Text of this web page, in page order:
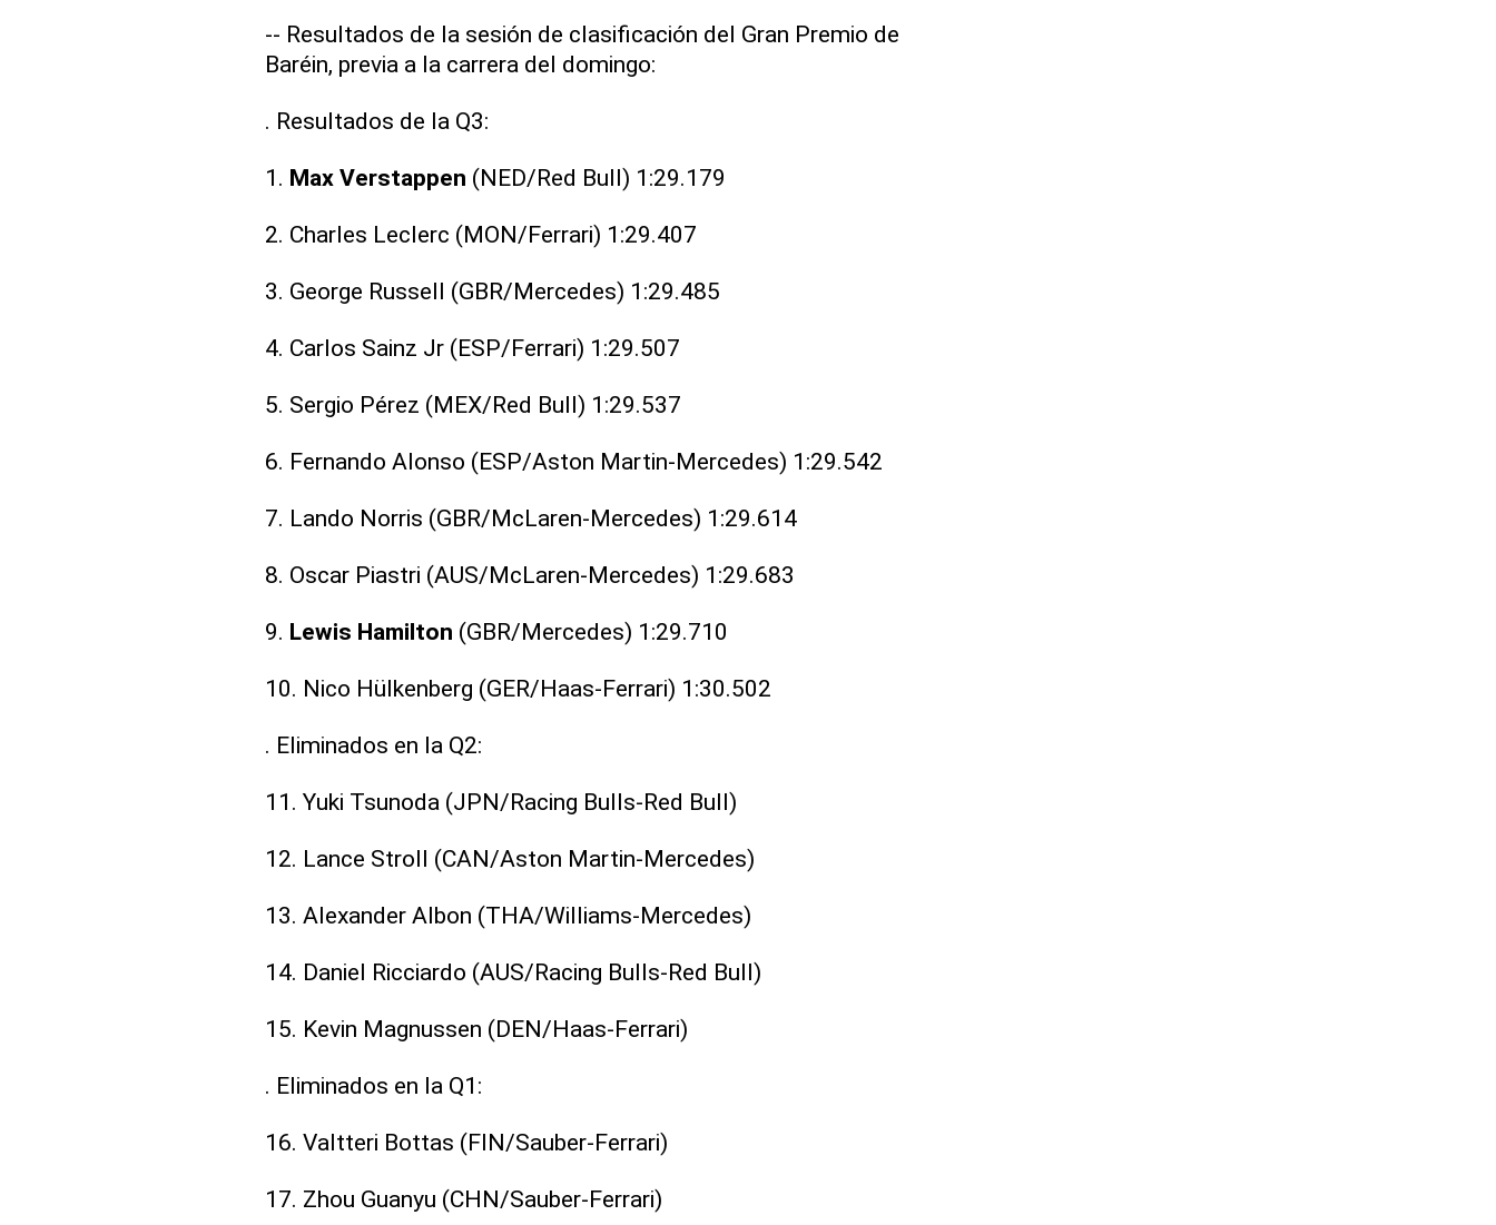
-- Resultados de la sesión de clasificación del Gran Premio de
Baréin, previa a la carrera del domingo:
. Resultados de la Q3:
1. Max Verstappen (NED/Red Bull) 1:29.179
2. Charles Leclerc (MON/Ferrari) 1:29.407
3. George Russell (GBR/Mercedes) 1:29.485
4. Carlos Sainz Jr (ESP/Ferrari) 1:29.507
5. Sergio Pérez (MEX/Red Bull) 1:29.537
6. Fernando Alonso (ESP/Aston Martin-Mercedes) 1:29.542
7. Lando Norris (GBR/McLaren-Mercedes) 1:29.614
8. Oscar Piastri (AUS/McLaren-Mercedes) 1:29.683
9. Lewis Hamilton (GBR/Mercedes) 1:29.710
10. Nico Hülkenberg (GER/Haas-Ferrari) 1:30.502
. Eliminados en la Q2:
11. Yuki Tsunoda (JPN/Racing Bulls-Red Bull)
12. Lance Stroll (CAN/Aston Martin-Mercedes)
13. Alexander Albon (THA/Williams-Mercedes)
14. Daniel Ricciardo (AUS/Racing Bulls-Red Bull)
15. Kevin Magnussen (DEN/Haas-Ferrari)
. Eliminados en la Q1:
16. Valtteri Bottas (FIN/Sauber-Ferrari)
17. Zhou Guanyu (CHN/Sauber-Ferrari)